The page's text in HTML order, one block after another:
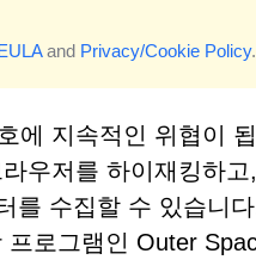
and Privacy/Cookie Policy.
에 지속적인 위협이
우저를 하이재킹하고
를 수집할 수 있습니
로그램인 Outer